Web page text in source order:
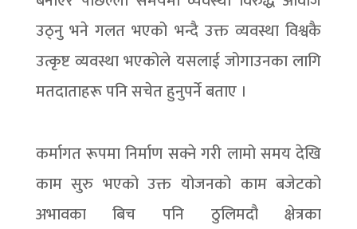
उठ्नु भने गलत भएको भन्दै उक्त व्यवस्था विश्वकै
उत्कृष्ट व्यवस्था भएकोले यसलाई जोगाउनका लागि
मतदाताहरू पनि सचेत हुनुपर्ने बताए ।
कर्मागत रूपमा निर्माण सक्ने गरी लामो समय देखि
काम सुरु भएको उक्त योजनको काम बजेटको
अभावका बिच पनि ठुलिमदौ क्षेत्रका